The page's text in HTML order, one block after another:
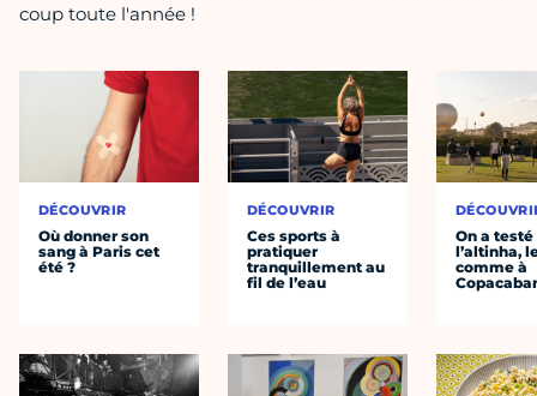
coup toute l'année !
DÉCOUVRIR
Où donner son
sang à Paris cet
été ?
DÉCOUVRIR
Ces sports à
pratiquer
tranquillement au
fil de l’eau
On a testé
l’altinha,
comme à